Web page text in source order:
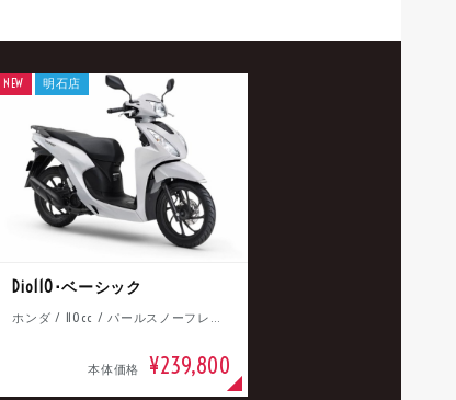
Dio110･ベーシック
ホンダ / 110cc / パールスノーフレークホワイト
本体価格 ¥239,800
NEW 明石店